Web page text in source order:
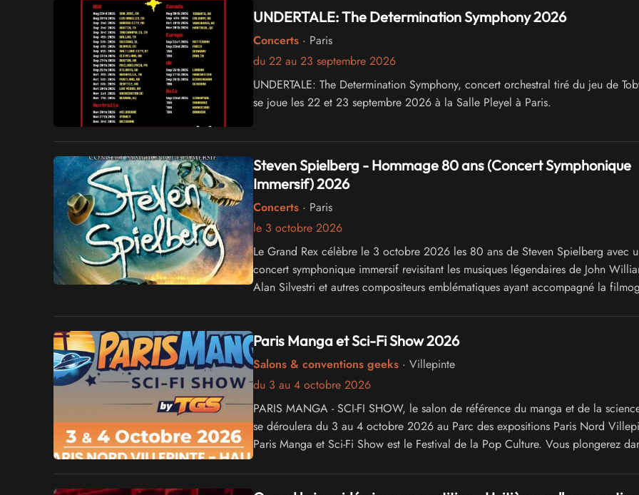
UNDERTALE: The Determination Symphony 2026
Concerts· Paris
du 22 au 23 septembre 2026
UNDERTALE: The Determination Symphony, concert orchestral tiré du jeu de
se joue les 22 et 23 septembre 2026 à la Salle Pleyel à Paris.
Steven Spielberg - Hommage 80 ans (Concert Symphonique
Immersif) 2026
Concerts· Paris
le 3 octobre 2026
Le Grand Rex célèbre le 3 octobre 2026 les 80 ans de Steven Spielberg avec
concert symphonique immersif revisitant les musiques légendaires de John
Alan Silvestri et autres compositeurs emblématiques ayant accompagné la
Paris Manga et Sci-Fi Show 2026
Salons & conventions geeks· Villepinte
du 3 au 4 octobre 2026
PARIS MANGA - SCI-FI SHOW, le salon de référence du manga et de la
se déroulera du 3 au 4 octobre 2026 au Parc des expositions Paris Nord
Paris Manga et Sci-Fi Show est le Festival de la Pop Culture. Vous plongerez
différents univers du Manga, du Cinéma, de la Série Télé, de l'Animation, du
du Jeu Vidéo et de la culture Web